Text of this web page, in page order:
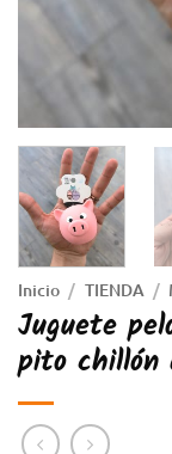
Inicio / TIENDA /
Juguete
pito chillón